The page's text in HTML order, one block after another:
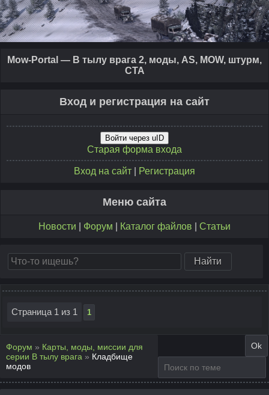
Mow-Portal — В тылу врага 2, моды, AS, MOW, штурм,
CTA
Вход и регистрация на сайт
Войти через uID
Старая форма входа
Вход на сайт Регистрация
Меню сайта
Новости Форум Каталог файлов Статьи
Страница 1 из 1 1
Форум » Карты, моды, миссии для
серии В тылу врага » Кладбище
модов